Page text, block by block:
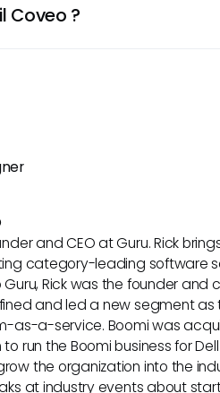
des devis personnalisés de
Coveo ?
and CEO at Guru. Rick
category-leading software
Rick was the founder
and led a new segment
as-a-service. Boomi was
run the Boomi business for
the organization into the
at industry events about